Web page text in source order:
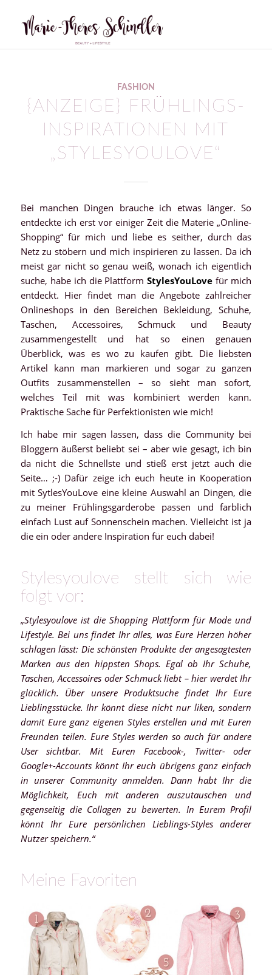
FASHION
{ANZEIGE} FRÜHLINGS-
INSPIRATIONEN MIT
„STYLESYOULOVE“
Bei manchen Dingen brauche ich etwas länger. So
entdeckte ich erst vor einiger Zeit die Materie „Online-
Shopping“ für mich und liebe es seither, durch das
Netz zu stöbern und mich inspirieren zu lassen. Da ich
meist gar nicht so genau weiß, wonach ich eigentlich
suche, habe ich die PlattformStylesYouLove für mich
entdeckt. Hier findet man die Angebote zahlreicher
Onlineshops in den Bereichen Bekleidung, Schuhe,
Taschen, Accessoires, Schmuck und Beauty
zusammengestellt und hat so einen genauen
Überblick, was es wo zu kaufen gibt. Die liebsten
Artikel kann man markieren und sogar zu ganzen
Outfits zusammenstellen – so sieht man sofort,
welches Teil mit was kombiniert werden kann.
Praktische Sache für Perfektionisten wie mich!
Ich habe mir sagen lassen, dass die Community bei
Bloggern äußerst beliebt sei – aber wie gesagt, ich bin
da nicht die Schnellste und stieß erst jetzt auch die
Seite… ;-) Dafür zeige ich euch heute in Kooperation
mit SytlesYouLove eine kleine Auswahl an Dingen, die
zu meiner Frühlingsgarderobe passen und farblich
einfach Lust auf Sonnenschein machen. Vielleicht ist ja
die ein oder andere Inspiration für euch dabei!
Stylesyoulove stellt sich wie
folgt vor:
„Stylesyoulove ist die Shopping Plattform für Mode und
Lifestyle. Bei uns findet Ihr alles, was Eure Herzen höher
schlagen lässt: Die schönsten Produkte der angesagtesten
Marken aus den hippsten Shops. Egal ob Ihr Schuhe,
Taschen, Accessoires oder Schmuck liebt – hier werdet Ihr
glücklich. Über unsere Produktsuche findet Ihr Eure
Lieblingsstücke. Ihr könnt diese nicht nur liken, sondern
damit Eure ganz eigenen Styles erstellen und mit Euren
Freunden teilen. Eure Styles werden so auch für andere
User sichtbar. Mit Euren Facebook-, Twitter- oder
Google+-Accounts könnt Ihr euch übrigens ganz einfach
in unserer Community anmelden. Dann habt Ihr die
Möglichkeit, Euch mit anderen auszutauschen und
gegenseitig die Collagen zu bewerten. In Eurem Profil
könnt Ihr Eure persönlichen Lieblings-Styles anderer
Nutzer speichern.“
Meine Favoriten